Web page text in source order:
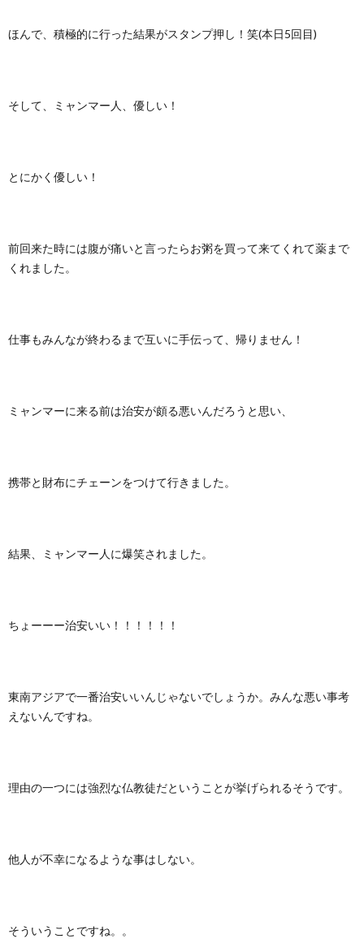
ほんで、積極的に行った結果がスタンプ押し！笑(本日5回目)
そして、ミャンマー人、優しい！
とにかく優しい！
前回来た時には腹が痛いと言ったらお粥を買って来てくれて薬まで
くれました。
仕事もみんなが終わるまで互いに手伝って、帰りません！
ミャンマーに来る前は治安が頗る悪いんだろうと思い、
携帯と財布にチェーンをつけて行きました。
結果、ミャンマー人に爆笑されました。
ちょーーー治安いい！！！！！！
東南アジアで一番治安いいんじゃないでしょうか。みんな悪い事考
えないんですね。
理由の一つには強烈な仏教徒だということが挙げられるそうです。
他人が不幸になるような事はしない。
そういうことですね。。